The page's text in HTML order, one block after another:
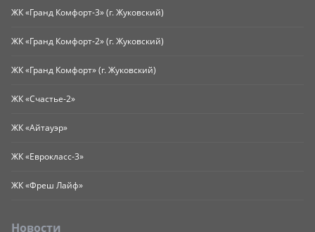
ЖК «Гранд Комфорт-3» (г. Жуковский)
ЖК «Гранд Комфорт-2» (г. Жуковский)
ЖК «Гранд Комфорт» (г. Жуковский)
ЖК «Счастье-2»
ЖК «Айтауэр»
ЖК «Еврокласс-3»
ЖК «Фреш Лайф»
Новости